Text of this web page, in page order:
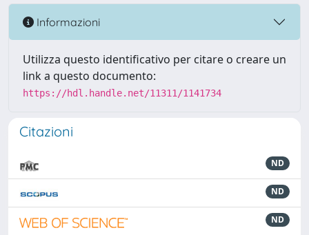
Informazioni
Utilizza questo identificativo per citare o creare un
link a questo documento:
https://hdl.handle.net/11311/1141734
Citazioni
ND
ND
ND